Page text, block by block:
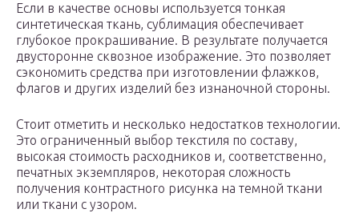
Если в качестве основы используется тонкая
синтетическая ткань, сублимация обеспечивает
глубокое прокрашивание. В результате получается
двусторонне сквозное изображение. Это позволяет
сэкономить средства при изготовлении флажков,
флагов и других изделий без изнаночной стороны.
Стоит отметить и несколько недостатков технологии.
Это ограниченный выбор текстиля по составу,
высокая стоимость расходников и, соответственно,
печатных экземпляров, некоторая сложность
получения контрастного рисунка на темной ткани
или ткани с узором.